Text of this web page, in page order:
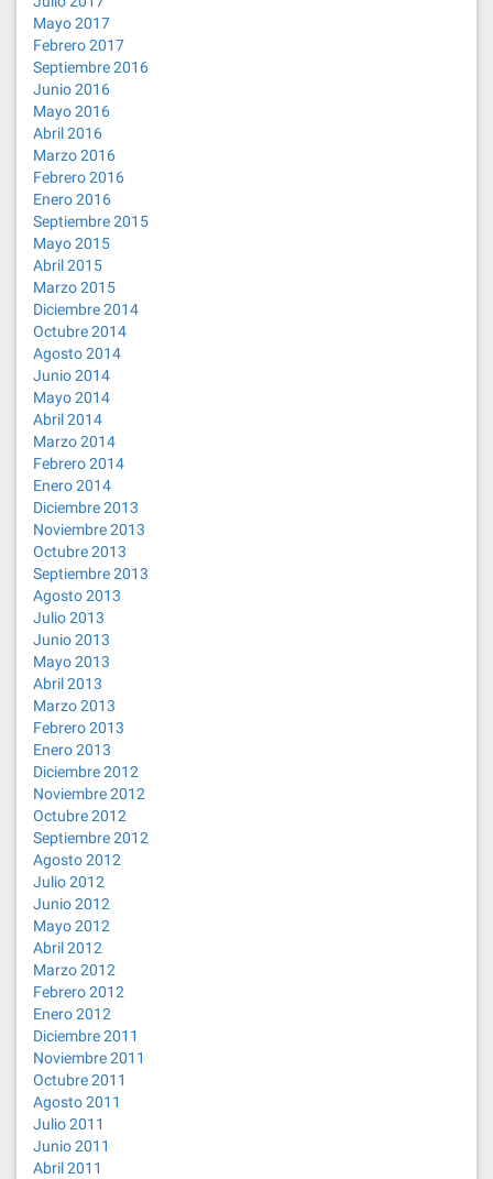
Mayo 2017
Febrero 2017
Septiembre 2016
Junio 2016
Mayo 2016
Abril 2016
Marzo 2016
Febrero 2016
Enero 2016
Septiembre 2015
Mayo 2015
Abril 2015
Marzo 2015
Diciembre 2014
Octubre 2014
Agosto 2014
Junio 2014
Mayo 2014
Abril 2014
Marzo 2014
Febrero 2014
Enero 2014
Diciembre 2013
Noviembre 2013
Octubre 2013
Septiembre 2013
Agosto 2013
Julio 2013
Junio 2013
Mayo 2013
Abril 2013
Marzo 2013
Febrero 2013
Enero 2013
Diciembre 2012
Noviembre 2012
Octubre 2012
Septiembre 2012
Agosto 2012
Julio 2012
Junio 2012
Mayo 2012
Abril 2012
Marzo 2012
Febrero 2012
Enero 2012
Diciembre 2011
Noviembre 2011
Octubre 2011
Agosto 2011
Julio 2011
Junio 2011
Abril 2011